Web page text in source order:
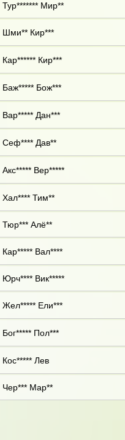
Тур******* Мир**
Шми** Кир***
Кар****** Кир***
Баж***** Бож***
Вар***** Дан***
Сеф**** Дав**
Акс***** Вер*****
Хал**** Тим**
Тюр*** Алё**
Кар***** Вал****
Юрч**** Вик*****
Жел***** Ели***
Бог***** Пол***
Кос***** Лев
Чер*** Мар**